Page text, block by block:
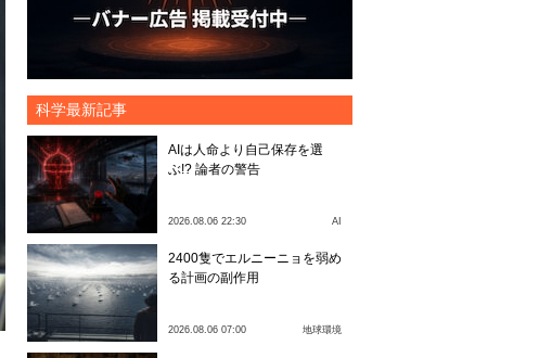
科学最新記事
AIは人命より自己保存を選
ぶ!? 論者の警告
2026.08.06 22:30 AI
2400隻でエルニーニョを弱め
る計画の副作用
2026.08.06 07:00 地球環境